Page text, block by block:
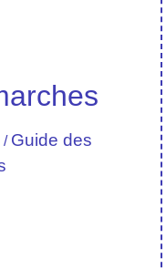
/ Guide des